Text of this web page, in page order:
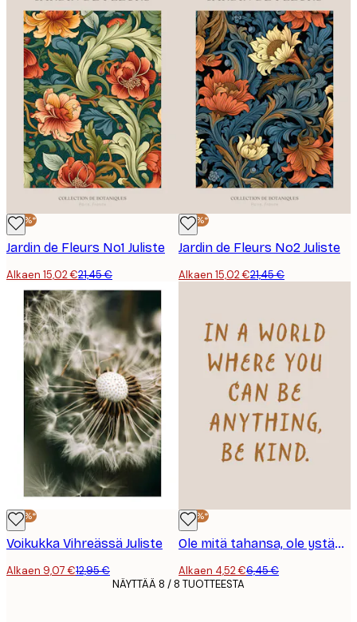
-30%*
Jardin de Fleurs No1 Juliste
Alkaen 15,02 €21,45 €
-30%*
Jardin de Fleurs No2 Juliste
Alkaen 15,02 €21,45 €
-30%*
Voikukka Vihreässä Juliste
Alkaen 9,07 €12,95 €
-30%*
Ole mitä tahansa, ole ystävällinen -juliste
Alkaen 4,52 €6,45 €
NÄYTTÄÄ 8 / 8 TUOTTEESTA